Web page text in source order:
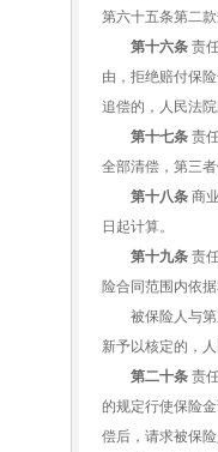
第六十五条第二款
第十六条 责
由，拒绝赔付保
追偿的，人民法院
第十七条 责
全部清偿，第三
第十八条 商
日起计算。
第十九条 责
险合同范围内依
被保险人与第
新予以核定的，
第二十条 责
的规定行使保险
偿后，请求被保